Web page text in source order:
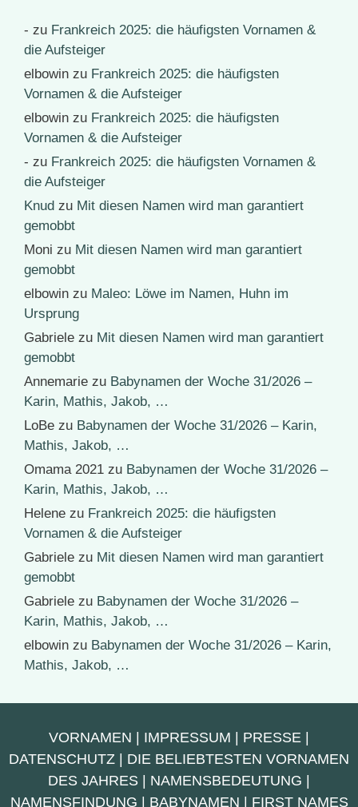
- zu Frankreich 2025: die häufigsten Vornamen &
die Aufsteiger
elbowin zu Frankreich 2025: die häufigsten
Vornamen & die Aufsteiger
elbowin zu Frankreich 2025: die häufigsten
Vornamen & die Aufsteiger
- zu Frankreich 2025: die häufigsten Vornamen &
die Aufsteiger
Knud zu Mit diesen Namen wird man garantiert
gemobbt
Moni zu Mit diesen Namen wird man garantiert
gemobbt
elbowin zu Maleo: Löwe im Namen, Huhn im
Ursprung
Gabriele zu Mit diesen Namen wird man garantiert
gemobbt
Annemarie zu Babynamen der Woche 31/2026 –
Karin, Mathis, Jakob, …
LoBe zu Babynamen der Woche 31/2026 – Karin,
Mathis, Jakob, …
Omama 2021 zu Babynamen der Woche 31/2026 –
Karin, Mathis, Jakob, …
Helene zu Frankreich 2025: die häufigsten
Vornamen & die Aufsteiger
Gabriele zu Mit diesen Namen wird man garantiert
gemobbt
Gabriele zu Babynamen der Woche 31/2026 –
Karin, Mathis, Jakob, …
elbowin zu Babynamen der Woche 31/2026 – Karin,
Mathis, Jakob, …
VORNAMEN IMPRESSUM PRESSE
DATENSCHUTZ
DIE BELIEBTESTEN VORNAMEN
DES JAHRES
NAMENSBEDEUTUNG
NAMENSFINDUNG
BABYNAMEN FIRST NAMES